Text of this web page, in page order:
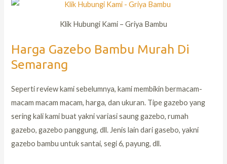
Klik Hubungi Kami – Griya Bambu
Harga Gazebo Bambu Murah Di
Semarang
Seperti review kami sebelumnya, kami membikin bermacam-
macam macam macam, harga, dan ukuran. Tipe gazebo yang
sering kali kami buat yakni variasi saung gazebo, rumah
gazebo, gazebo panggung, dll. Jenis lain dari gasebo, yakni
gazebo bambu untuk santai, segi 6, payung, dll.